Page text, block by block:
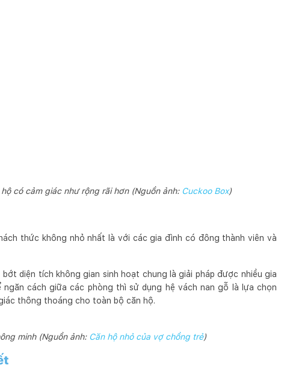
có cảm giác như rộng rãi hơn (Nguồn ảnh: Cuckoo Box)
thức không nhỏ nhất là với các gia đình có đông thành viên và
diện tích không gian sinh hoạt chung là giải pháp được nhiều gia
cách giữa các phòng thì sử dụng hệ vách nan gỗ là lựa chọn
thông thoáng cho toàn bộ căn hộ.
minh (Nguồn ảnh: Căn hộ nhỏ của vợ chồng trẻ)